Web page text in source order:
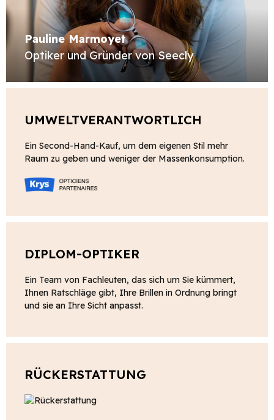
Pauline Marmoyet
Optiker und Gründer von Seecly
UMWELTVERANTWORTLICH
Ein Second-Hand-Kauf, um dem eigenen Stil mehr
Raum zu geben und weniger der Massenkonsumption.
DIPLOM-OPTIKER
Ein Team von Fachleuten, das sich um Sie kümmert,
Ihnen Ratschläge gibt, Ihre Brillen in Ordnung bringt
und sie an Ihre Sicht anpasst.
RÜCKERSTATTUNG